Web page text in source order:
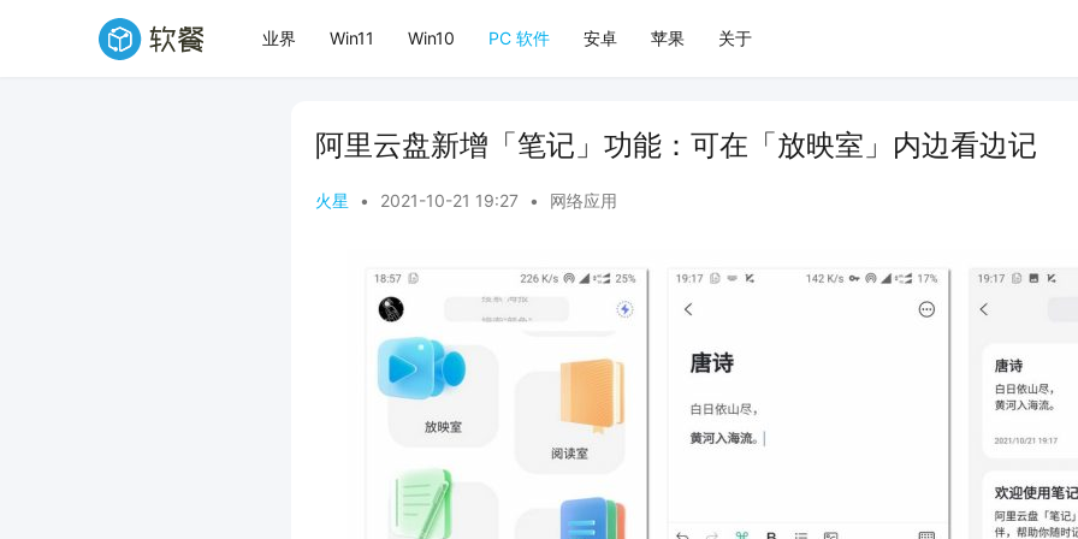
业界 Win11 Win10 PC 软件 安卓 苹果 关于
阿里云盘新增「笔记」功能：可在「放映室」内边看边记
火星 • 2021-10-21 19:27 • 网络应用